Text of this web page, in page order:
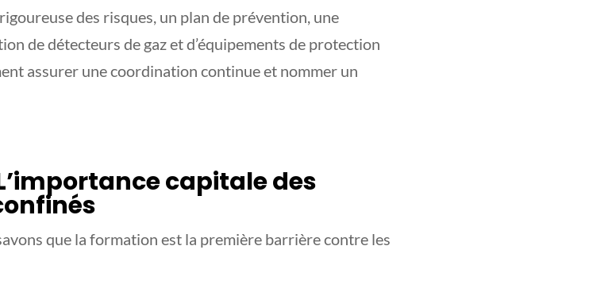
des risques, un plan de prévention, une
de détecteurs de gaz et d’équipements de protection
assurer une coordination continue et nommer un
capitale des
que la formation est la première barrière contre les